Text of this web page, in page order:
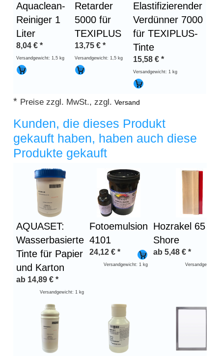
Aquaclean-
Reiniger 1
Liter
8,04 € *
Versandgewicht: 1,5 kg
Retarder
5000 für
TEXIPLUS
13,75 € *
Versandgewicht: 1,5 kg
Elastifizierender
Verdünner 7000
für TEXIPLUS-
Tinte
15,58 € *
Versandgewicht: 1 kg
* Preise zzgl. MwSt., zzgl.Versand
Kunden, die dieses Produkt
gekauft haben, haben auch diese
Produkte gekauft
Überschrift
AQUASET:
Wasserbasierte
Tinte für Papier
und Karton
ab 14,89 € *
Versandgewicht: 1 kg
Fotoemulsion
4101
24,12 € *
Versandgewicht: 1 kg
Hozrakel 65
Shore
ab 5,48 € *